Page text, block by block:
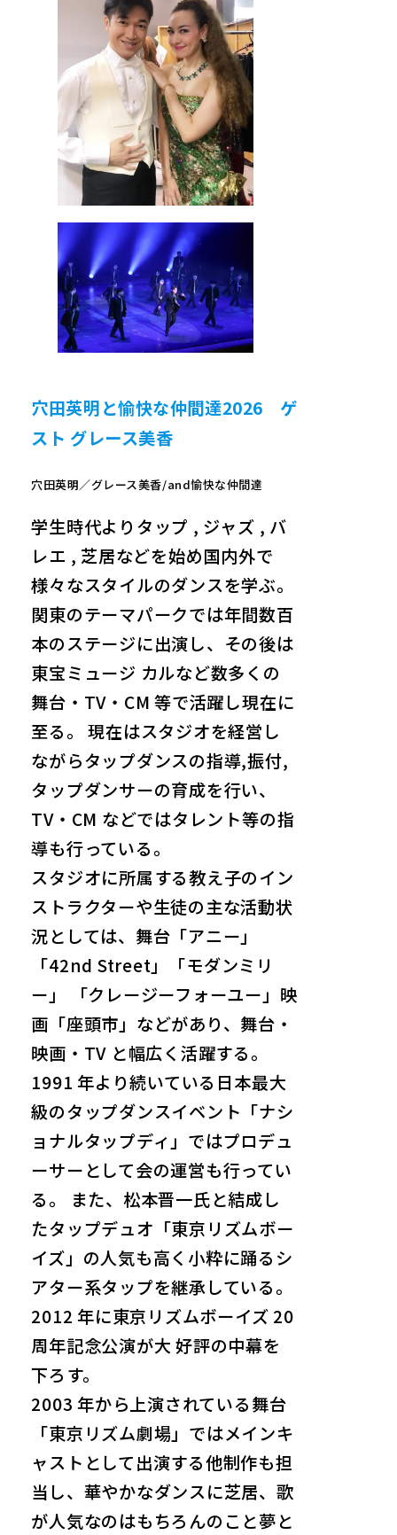
穴田英明と愉快な仲間達2026 ゲ
スト グレース美香
穴田英明／グレース美香/and愉快な仲間達
学生時代よりタップ , ジャズ , バ
レエ , 芝居などを始め国内外で
様々なスタイルのダンスを学ぶ。
関東のテーマパークでは年間数百
本のステージに出演し、その後は
東宝ミュージ カルなど数多くの
舞台・TV・CM 等で活躍し現在に
至る。 現在はスタジオを経営し
ながらタップダンスの指導,振付,
タップダンサーの育成を行い、
TV・CM などではタレント等の指
導も行っている。
スタジオに所属する教え子のイン
ストラクターや生徒の主な活動状
況としては、舞台「アニー」
「42nd Street」「モダンミリ
ー」 「クレージーフォーユー」映
画「座頭市」などがあり、舞台・
映画・TV と幅広く活躍する。
1991 年より続いている日本最大
級のタップダンスイベント「ナシ
ョナルタップディ」ではプロデュ
ーサーとして会の運営も行ってい
る。 また、松本晋一氏と結成し
たタップデュオ「東京リズムボー
イズ」の人気も高く小粋に踊るシ
アター系タップを継承している。
2012 年に東京リズムボーイズ 20
周年記念公演が大 好評の中幕を
下ろす。
2003 年から上演されている舞台
「東京リズム劇場」ではメインキ
ャストとして出演する他制作も担
当し、華やかなダンスに芝居、歌
が人気なのはもちろんのこと夢と